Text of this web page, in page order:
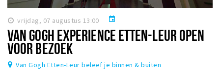
vrijdag, 07 augustus 13:00 event
VAN GOGH EXPERIENCE ETTEN-LEUR OPEN
VOOR BEZOEK
Van Gogh Etten-Leur beleef je binnen & buiten